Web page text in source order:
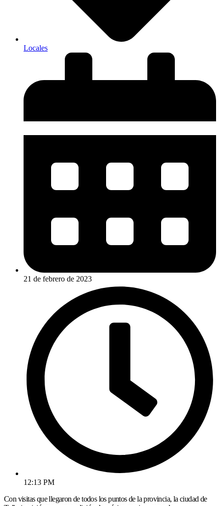
Locales
21 de febrero de 2023
12:13 PM
Con visitas que llegaron de todos los puntos de la provincia, la ciudad de